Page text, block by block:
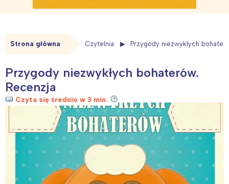
Strona główna Czytelnia Przygody niezwykłych
Przygody niezwykłych bohaterów.
Recenzja
Czyta się średnio w 3 min.